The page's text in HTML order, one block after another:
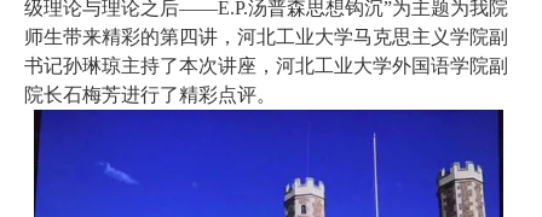
级理论与理论之后——E.P.汤普森思想钩沉”为主题为我院
师生带来精彩的第四讲，河北工业大学马克思主义学院副
书记孙琳琼主持了本次讲座，河北工业大学外国语学院副
院长石梅芳进行了精彩点评。